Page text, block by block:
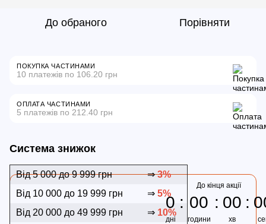
До обраного Порівняти
ПОКУПКА ЧАСТИНАМИ
10 платежів по 106.20 грн
ОПЛАТА ЧАСТИНАМИ
5 платежів по 212.40 грн
Система знижок
Від 5 000 до 9 999 грн ⇒3%
Від 10 000 до 19 999 грн
⇒ 5%
Від 20 000 до 49 999 грн
⇒ 10%
До кінця акції
0
дні
00
години
00
хв